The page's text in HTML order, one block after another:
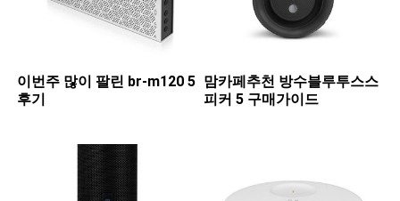
이번주 많이 팔린 ​br-m120 5
후기
맘카페추천 ​방수블루투스스
피커 5 구매가이드